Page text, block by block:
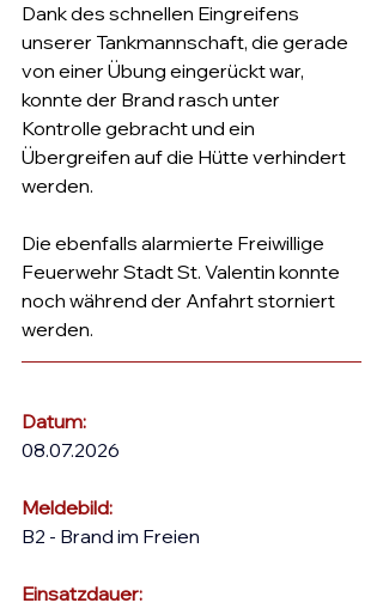
Dank des schnellen Eingreifens
unserer Tankmannschaft, die gerade
von einer Übung eingerückt war,
konnte der Brand rasch unter
Kontrolle gebracht und ein
Übergreifen auf die Hütte verhindert
werden.
Die ebenfalls alarmierte Freiwillige
Feuerwehr Stadt St. Valentin konnte
noch während der Anfahrt storniert
werden.
Datum:
08.07.2026
Meldebild:
B2 - Brand im Freien
Einsatzdauer: